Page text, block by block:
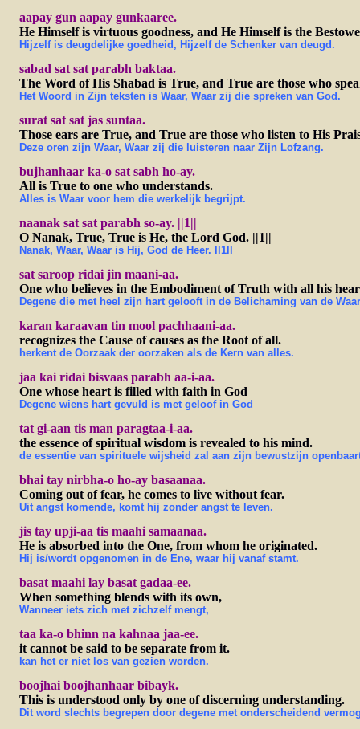
aapay gun aapay gunkaaree.
He Himself is virtuous goodness, and He Himself is the
Hijzelf is deugdelijke goedheid, Hijzelf de Schenker van deugd.
sabad sat sat parabh baktaa.
The Word of His Shabad is True, and True are those who
Het Woord in Zijn teksten is Waar, Waar zij die spreken van God.
surat sat sat jas suntaa.
Those ears are True, and True are those who listen to His
Deze oren zijn Waar, Waar zij die luisteren naar Zijn Lofzang.
bujhanhaar ka-o sat sabh ho-ay.
All is True to one who understands.
Alles is Waar voor hem die werkelijk begrijpt.
naanak sat sat parabh so-ay. ||1||
O Nanak, True, True is He, the Lord God. ||1||
Nanak, Waar, Waar is Hij, God de Heer. ll1ll
sat saroop ridai jin maani-aa.
One who believes in the Embodiment of Truth with all his
Degene die met heel zijn hart gelooft in de Belichaming van de
karan karaavan tin mool pachhaani-aa.
recognizes the Cause of causes as the Root of all.
herkent de Oorzaak der oorzaken als de Kern van alles.
jaa kai ridai bisvaas parabh aa-i-aa.
One whose heart is filled with faith in God
Degene wiens hart gevuld is met geloof in God
tat gi-aan tis man paragtaa-i-aa.
the essence of spiritual wisdom is revealed to his mind.
de essentie van spirituele wijsheid zal aan zijn bewustzijn
bhai tay nirbha-o ho-ay basaanaa.
Coming out of fear, he comes to live without fear.
Uit angst komende, komt hij zonder angst te leven.
jis tay upji-aa tis maahi samaanaa.
He is absorbed into the One, from whom he originated.
Hij is/wordt opgenomen in de Ene, waar hij vanaf stamt.
basat maahi lay basat gadaa-ee.
When something blends with its own,
Wanneer iets zich met zichzelf mengt,
taa ka-o bhinn na kahnaa jaa-ee.
it cannot be said to be separate from it.
kan het er niet los van gezien worden.
boojhai boojhanhaar bibayk.
This is understood only by one of discerning understanding.
Dit word slechts begrepen door degene met onderscheidend